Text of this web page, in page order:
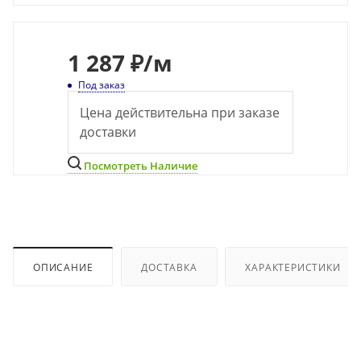
1 287 ₽/м
Под заказ
Цена действительна при заказе
доставки
Посмотреть Наличие
ОПИСАНИЕ ДОСТАВКА ХАРАКТЕРИСТИКИ